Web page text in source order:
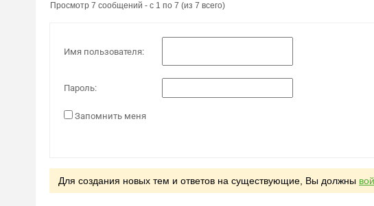
Просмотр 7 сообщений - с 1 по 7 (из 7 всего)
Имя пользователя:
Пароль:
Запомнить меня
Для создания новых тем и ответов на существующие, Вы должны